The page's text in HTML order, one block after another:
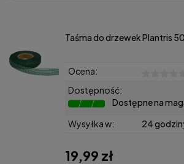
Taśma do drzewek Plantris
Ocena:
Dostępność:
Dostępne na
Wysyłka w:
24
19,99 zł